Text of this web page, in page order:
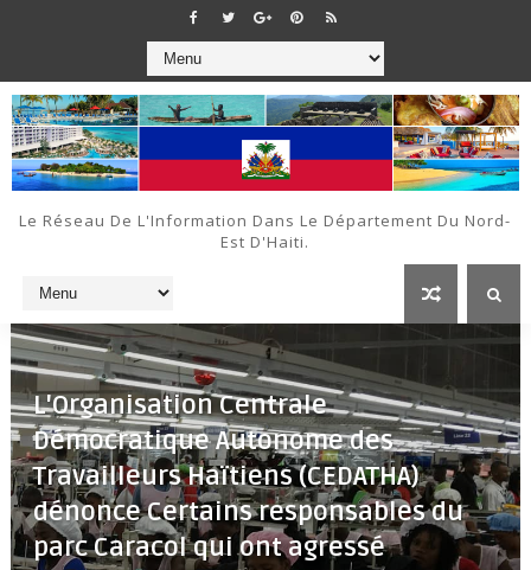
Le Réseau De L'Information Dans Le Département Du Nord-
Est D'Haiti.
L'Organisation Centrale
Démocratique Autonome des
Travailleurs Haïtiens (CEDATHA)
dénonce Certains responsables du
parc Caracol qui ont agressé